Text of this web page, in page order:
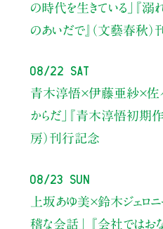
の時代を生きている」
『溺
のあいだで』（文藝春秋
08/22 Sat
青木淳悟×伊藤亜紗×佐
からだ」
『青木淳悟初期作
房）刊行記念
08/23 Sun
上坂あゆ美×鈴木ジェロニ
稽な会話」
『会社ではお